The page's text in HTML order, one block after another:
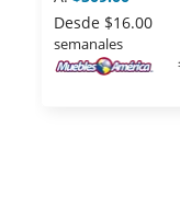
Desde $16.00
semanales